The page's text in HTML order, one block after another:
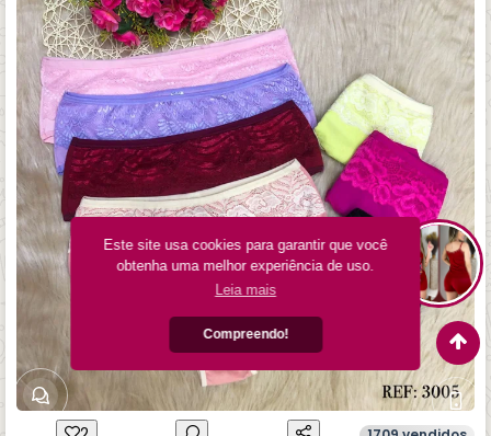
Este site usa cookies para garantir que você
obtenha uma melhor experiência de uso.
Leia mais
Compreendo!
CENTRAL DA LOJA
Como podemos ajudar? ×
Instale o app da loja
Acesse esta loja mais rápido